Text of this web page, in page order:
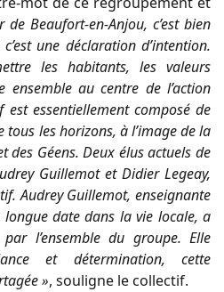
Beaufort-en-Anjou, c’est bien
une déclaration d’intention.
les habitants, les valeurs
ensemble au centre de l’action
essentiellement composé de
tous les horizons, à l’image de la
des Géens. Deux élus actuels de
Guillemot et Didier Legeay,
Audrey Guillemot, enseignante
date dans la vie locale, a
l’ensemble du groupe. Elle
et détermination, cette
», souligne le collectif.